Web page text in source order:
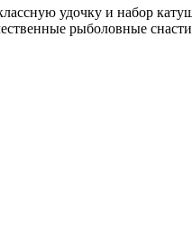
удочку и набор
рыболовные